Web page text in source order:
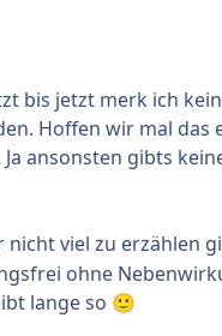
bis jetzt merk ich
Hoffen wir mal das
ansonsten gibts
nicht viel zu erzählen
ohne
lange so 🙂